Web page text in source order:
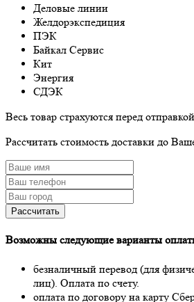
Деловые линии
Желдорэкспедиция
ПЭК
Байкал Сервис
Кит
Энергия
СДЭК
Весь товар страхуются перед
Рассчитать стоимость доставки до
Рассчитать
Возможны следующие варианты
безналичный перевод (для
лиц). Оплата по счету.
оплата по договору на карту